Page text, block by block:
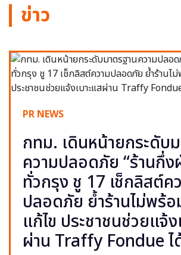
ข่าว
PR NEWS
กทม. เดินหน้ายกระดับ
ความปลอดภัย “ร้านกึ่ง
ทั่วกรุง ชู 17 เช็กลิสต์ค
ปลอดภัย ย้ำร้านไม่พร้อ
แก้ไข ประชาชนช่วยแจ้ง
ผ่าน Traffy Fondue